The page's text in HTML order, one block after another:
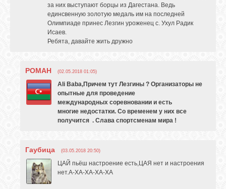
за них выступают борцы из Дагестана. Ведь
единсвенную золотую медаль им на последней
Олимпиаде принес Лезгин уроженец с. Ухул Радик
Исаев.
Ребята, давайте жить дружно
РОМАН (02.05.2018 01:05)
Ali Baba,Причем тут Лезгины ? Организаторы не
опытные для проведение
международных соревновании и есть
многие недостатки. Со временем у них все
получится . Слава спортсменам мира !
Гаубица (03.05.2018 20:50)
ЦАЙ пьёш настроение есть,ЦАЯ нет и настроения
нет.А-ХА-ХА-ХА-ХА